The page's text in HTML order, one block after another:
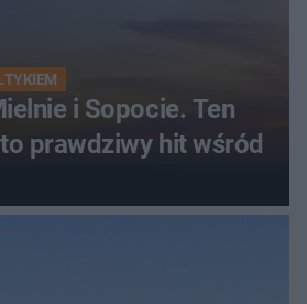
i Sopocie. Ten
prawdziwy hit wśród